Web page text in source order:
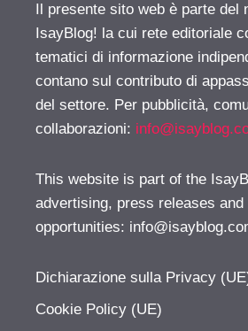
Il presente sito web è parte del
IsayBlog! la cui rete editoriale
tematici di informazione
contano sul contributo di
del settore. Per pubblicità,
collaborazioni:
This website is part of the
advertising, press releases and
opportunities:
Dichiarazione sulla Privacy
Cookie Policy (UE)